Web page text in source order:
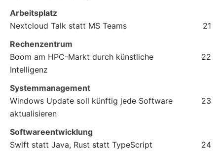
Arbeitsplatz
Nextcloud Talk statt MS Teams
21
Rechenzentrum
Boom am HPC-Markt durch künstliche
Intelligenz
22
Systemmanagement
Windows Update soll künftig jede Software
aktualisieren
23
Softwareentwicklung
Swift statt Java, Rust statt TypeScript
24